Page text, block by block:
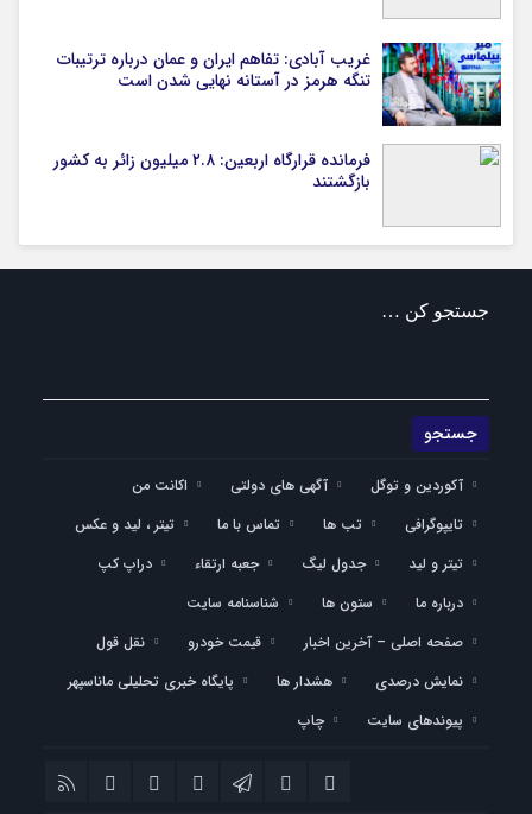
غریب آبادی: تفاهم ایران و عمان درباره ترتیبات
تنگه هرمز در آستانه نهایی شدن است
فرمانده قرارگاه اربعین: ۲.۸ میلیون زائر به کشور
بازگشتند
جستجو کن …
آکوردین و توگل آگهی های دولتی
اکانت من
تایپوگرافی
تب ها تماس با ما
تیتر ، لید و عکس
تیتر و لید
جدول لیگ جعبه ارتقاء
دراپ کپ
درباره ما
ستون ها
شناسنامه سایت
صفحه اصلی – آخرین اخبار
قیمت خودرو
نقل قول
نمایش درصدی
هشدار ها
پایگاه خبری تحلیلی ماناسپهر
پیوندهای سایت
چاپ